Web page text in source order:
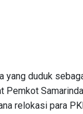
yang duduk
Pemkot
relokasi para